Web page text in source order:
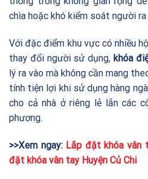
chìa hoặc khó kiểm soát người ra
Với đặc điểm khu vực có nhiều
thay đổi người sử dụng, khóa
lý ra vào mà không cần mang
tính tiện lợi khi sử dụng hàng
cho cả nhà ở riêng lẻ lẫn các
phương.
>>Xem ngay: Lắp đặt khóa vân
đặt khóa vân tay Huyện Củ Chi